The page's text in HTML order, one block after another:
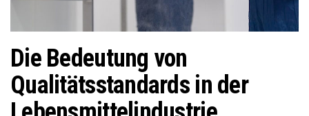
Die Bedeutung von
Qualitätsstandards in der